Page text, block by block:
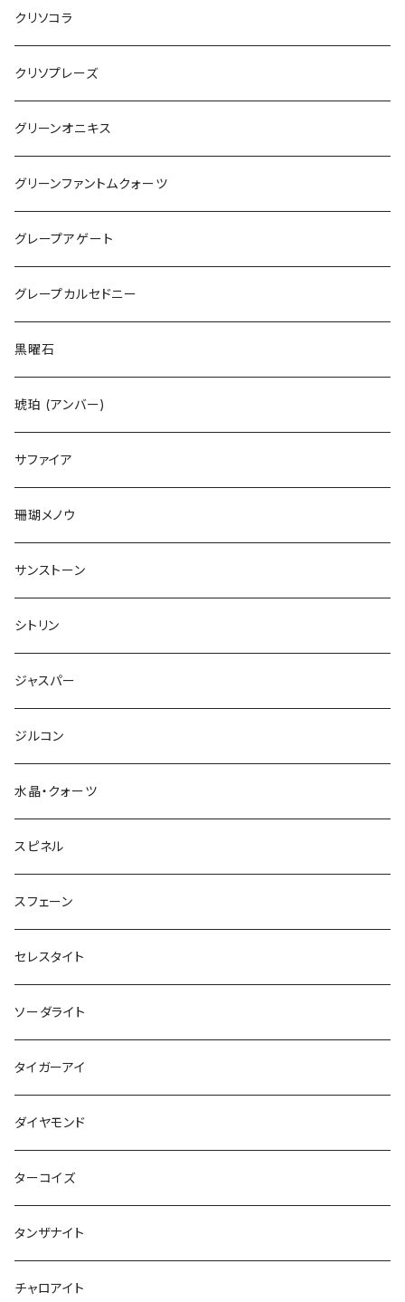
クリソコラ
クリソプレーズ
グリーンオニキス
グリーンファントムクォーツ
グレープアゲート
グレープカルセドニー
黒曜石
琥珀 (アンバー)
サファイア
珊瑚メノウ
サンストーン
シトリン
ジャスパー
ジルコン
水晶・クォーツ
スピネル
スフェーン
セレスタイト
ソーダライト
タイガーアイ
ダイヤモンド
ターコイズ
タンザナイト
チャロアイト